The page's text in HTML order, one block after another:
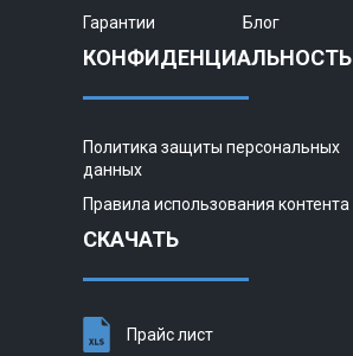
Гарантии
Блог
КОНФИДЕНЦИАЛЬНОСТЬ
Политика защиты персональных
данных
Правила использования контента
СКАЧАТЬ
Прайс лист